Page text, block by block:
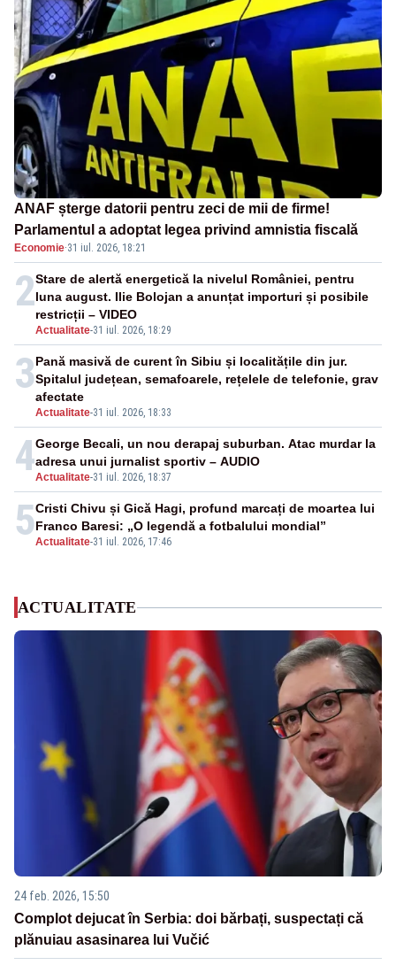
ANAF șterge datorii pentru zeci de mii de firme!
Parlamentul a adoptat legea privind amnistia fiscală
Economie·31 iul. 2026, 18:21
2
Actualitate-31 iul. 2026, 18:29
Stare de alertă energetică la nivelul României, pentru
luna august. Ilie Bolojan a anunțat importuri și posibile
restricții – VIDEO
3
Actualitate-31 iul. 2026, 18:33
Pană masivă de curent în Sibiu și localitățile din jur.
Spitalul județean, semafoarele, rețelele de telefonie, grav
afectate
4Actualitate-31 iul. 2026, 18:37
George Becali, un nou derapaj suburban. Atac murdar la
adresa unui jurnalist sportiv – AUDIO
5Actualitate-31 iul. 2026, 17:46
Cristi Chivu și Gică Hagi, profund marcați de moartea lui
Franco Baresi: „O legendă a fotbalului mondial”
ACTUALITATE
24 feb. 2026, 15:50
Complot dejucat în Serbia: doi bărbați, suspectați că
plănuiau asasinarea lui Vučić